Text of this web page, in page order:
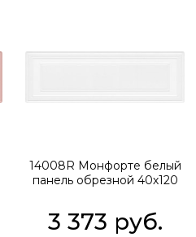
14008R Монфорте белый
панель обрезной 40х120
3 373 руб.